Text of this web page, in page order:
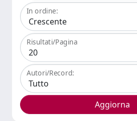
In ordine:
Risultati/Pagina
Autori/Record: